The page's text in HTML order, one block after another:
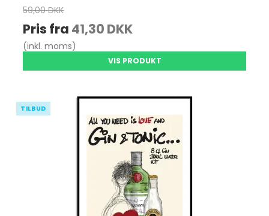
59,00 DKK
Pris fra 41,30 DKK
(inkl. moms)
VIS PRODUKT
TILBUD